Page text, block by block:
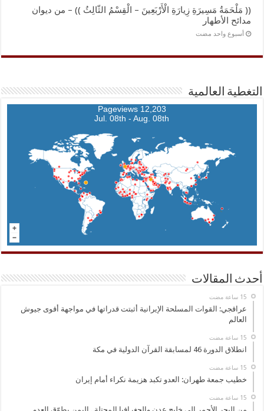
(( مَلْحَمَةُ مَسِيرَةِ زِيارَةِ الْأَرْبَعِينَ – الْقِسْمُ الثّالِثُ )) – من ديوان
مدائح الأطهار
‏أسبوع واحد مضت
التغطية العالمية
12,203 Pageviews
Jul. 08th - Aug. 08th
أحدث المقالات
عراقجي: القوات المسلحة الإيرانية أثبتت قدراتها في مواجهة أقوى جيوش
العالم
انطلاق الدورة 46 لمسابقة القرآن الدولية في مكة
خطيب جمعة طهران: العدو تكبد هزيمة نكراء أمام إيران